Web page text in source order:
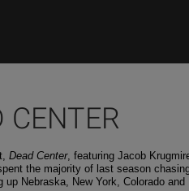
CENTER
Dead Center, featuring Jacob
the majority of last season
Nebraska, New York, Colorado and